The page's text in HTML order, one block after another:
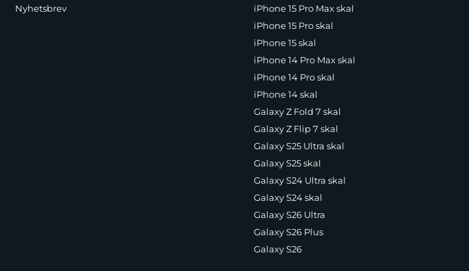
Nyhetsbrev
iPhone 15 Pro Max skal
iPhone 15 Pro skal
iPhone 15 skal
iPhone 14 Pro Max skal
iPhone 14 Pro skal
iPhone 14 skal
Galaxy Z Fold 7 skal
Galaxy Z Flip 7 skal
Galaxy S25 Ultra skal
Galaxy S25 skal
Galaxy S24 Ultra skal
Galaxy S24 skal
Galaxy S26 Ultra
Galaxy S26 Plus
Galaxy S26